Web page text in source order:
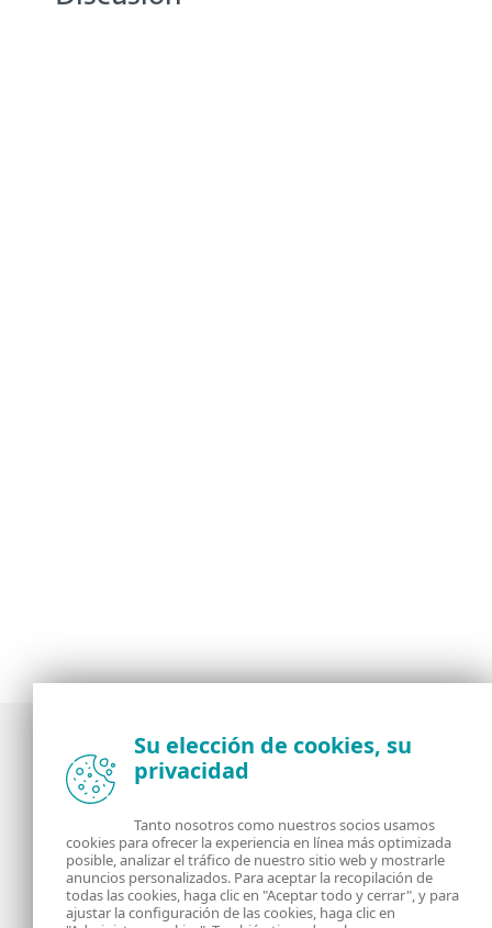
Noticias, opiniones y análisis de la comunidad de
seguridad de ESET
Acerca de RSS Feed
Su elección de cookies, su
privacidad
Tanto nosotros como nuestros socios usamos
cookies para ofrecer la experiencia en línea más optimizada
posible, analizar el tráfico de nuestro sitio web y mostrarle
anuncios personalizados. Para aceptar la recopilación de
todas las cookies, haga clic en "Aceptar todo y cerrar", y para
ajustar la configuración de las cookies, haga clic en